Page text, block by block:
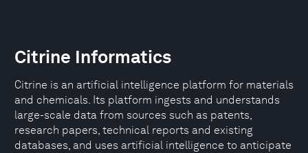
Citrine Informatics
Citrine is an artificial intelligence platform for materials
and chemicals. Its platform ingests and understands
large-scale data from sources such as patents,
research papers, technical reports and existing
databases, and uses artificial intelligence to anticipate